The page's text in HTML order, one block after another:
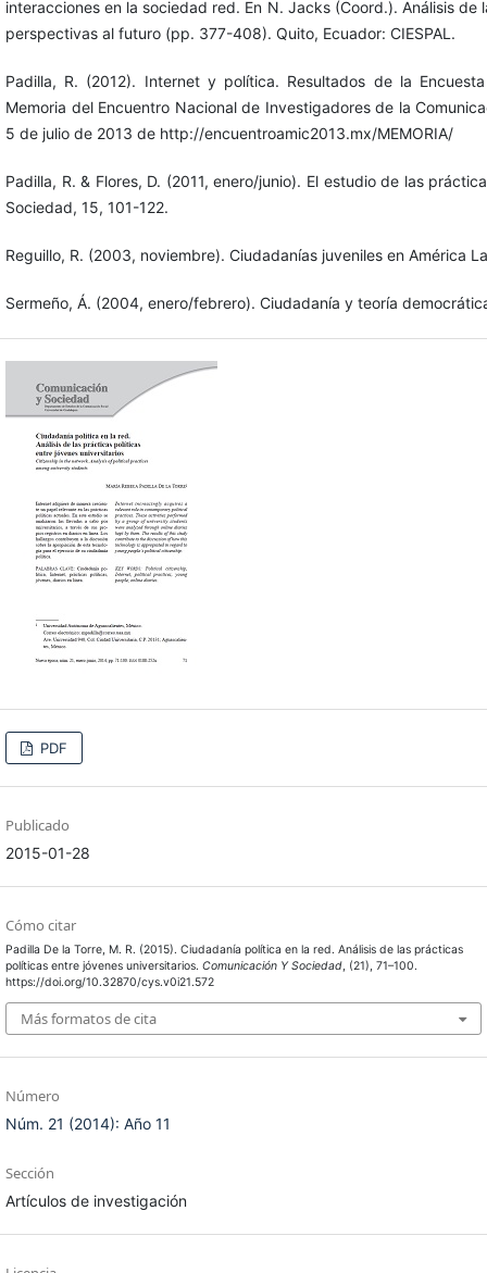
interacciones en la sociedad red. En N. Jacks (Coord.). Análisis
perspectivas al futuro (pp. 377-408). Quito, Ecuador: CIESPAL.
Padilla, R. (2012). Internet y política. Resultados de la
Memoria del Encuentro Nacional de Investigadores de la
5 de julio de 2013 de http://encuentroamic2013.mx/MEMORIA/
Padilla, R. & Flores, D. (2011, enero/junio). El estudio de las
Sociedad, 15, 101-122.
Reguillo, R. (2003, noviembre). Ciudadanías juveniles en América
Sermeño, Á. (2004, enero/febrero). Ciudadanía y teoría
PDF
Publicado
2015-01-28
Cómo citar
Padilla De la Torre, M. R. (2015). Ciudadanía política en la red. Análisis de las prácticas
políticas entre jóvenes universitarios. Comunicación Y Sociedad, (21), 71–100.
https://doi.org/10.32870/cys.v0i21.572
Más formatos de cita
Número
Núm. 21 (2014): Año 11
Sección
Artículos de investigación